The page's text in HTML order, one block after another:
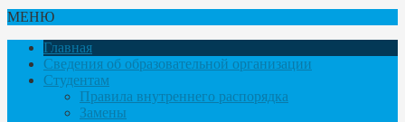
МЕНЮ
Главная
Сведения об образовательной организации
Студентам
Правила внутреннего распорядка
Замены